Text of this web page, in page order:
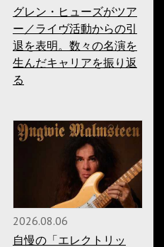
グレン・ヒューズがツア
ー／ライヴ活動からの引
退を表明。数々の名演を
生んだキャリアを振り返
る
2026.08.06
自慢の「エレクトリッ